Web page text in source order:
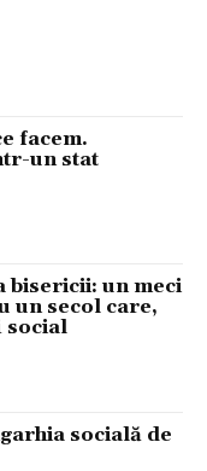
facem.
un stat
bisericii: un meci
un secol care,
social
socială de